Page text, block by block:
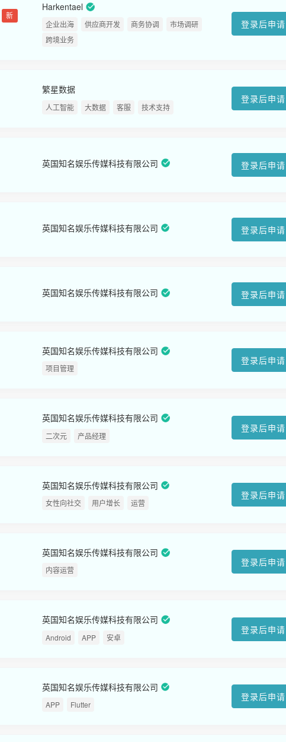
新
Harkentael
企业出海 供应商开发 商务协调
市场调研
跨境业务
登录后申请
繁星数据
人工智能 大数据 客服 技术支持
登录后申请
英国知名娱乐传媒科技有限公司 登录后申请
英国知名娱乐传媒科技有限公司 登录后申请
英国知名娱乐传媒科技有限公司 登录后申请
英国知名娱乐传媒科技有限公司
项目管理
登录后申请
英国知名娱乐传媒科技有限公司
二次元 产品经理
登录后申请
英国知名娱乐传媒科技有限公司
女性向社交 用户增长 运营
登录后申请
英国知名娱乐传媒科技有限公司
内容运营
登录后申请
英国知名娱乐传媒科技有限公司
Android APP 安卓
登录后申请
英国知名娱乐传媒科技有限公司
APP Flutter
登录后申请